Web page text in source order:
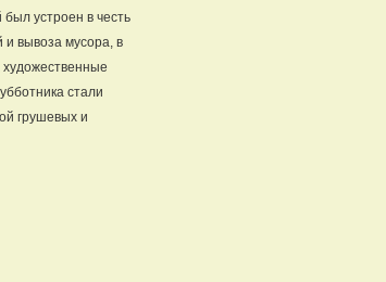
устроен в честь
вывоза мусора, в
стали
грушевых и